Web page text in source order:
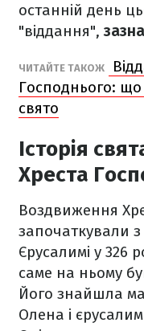
останній день
"віддання",
ЧИТАЙТЕ ТАКОЖ
Господнього:
свято
Історія
Хреста
Воздвиження
започаткували
Єрусалимі у 326
саме на ньому
Його знайшла
Олена і